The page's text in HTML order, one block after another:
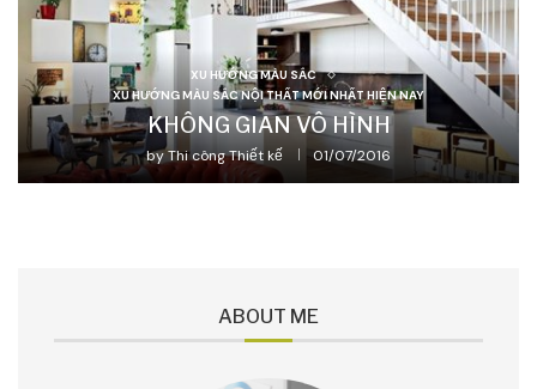
XU HƯỚNG MÀU SẮC
XU HƯỚNG MÀU SẮC NỘI THẤT MỚI NHẤT HIỆN NAY
KHÔNG GIAN VÔ HÌNH
byThi công Thiết kế 01/07/2016
ABOUT ME